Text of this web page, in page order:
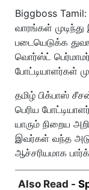
Biggboss
வாரங்கள்
படையெடுக்க
வொர்ஸ்ட்
போட்டியாளர்கள்
தமிழ் பிக்பாஸ்
பெரிய
யாரும் நிறைய
இவர்கள் வந்த
ஆச்சரியமாக
Also Read -